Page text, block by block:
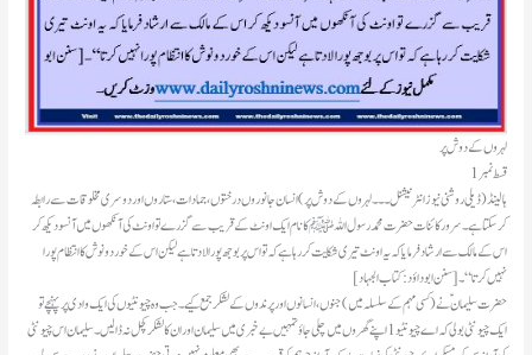
لہروں کے دوش پر
قسط نمبر1
ہالینڈ(ڈیلی روشنی نیوز انٹرنیشنل ۔۔۔ لہروں کے دوش پر) انسان جانوروں درختوں ، جمادات، ستاروں اور دوسری مخلوقات سے رابطہ
کر سکتا ہے۔سرور کائنات حضرت محمد رسول اللہ ﷺکا نام ایک اونٹ کے قریب سے گزرے تو اونٹ کی آنکھوں میں آنسو دیکھ کر
اس کے مالک سے ارشاد فرمایا کہ یہ اونٹ تیری شکایت کر رہا ہے کہ تو اس پر بوجھ پورا لاد تا ہے لیکن اس کے خورد و نوش کا انتظام پورا
نہیں کرتا“۔ [ سنن ابو داؤد: کتاب الجہاد ]
حضرت سلیمانؑ نے (کسی مہم کے سلسلہ میں ) جنوں، انسانوں اور پرندوں کے لشکر جمع کیے۔ جب وہ چیونٹیوں کی ایک وادی پر پہنچے تو
ایک چیونٹی بولی کہ اے چیونٹیو 1 اپنے گھروں میں چلی جاؤ تمہیں بے خبری میں سلیمان اور ان کا لشکر کچل نہ ڈالیں۔ سلیمان اس چیونٹی